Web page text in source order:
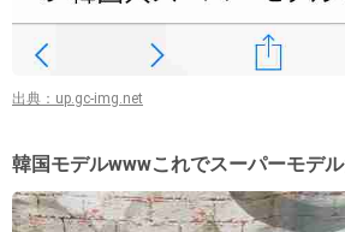
出典：up.gc-img.net
韓国モデルwwwこれでスーパーモデ